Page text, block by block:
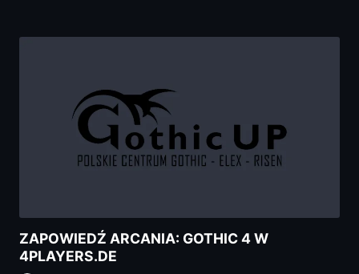
ZAPOWIEDŹ ARCANIA: GOTHIC 4 W
4PLAYERS.DE